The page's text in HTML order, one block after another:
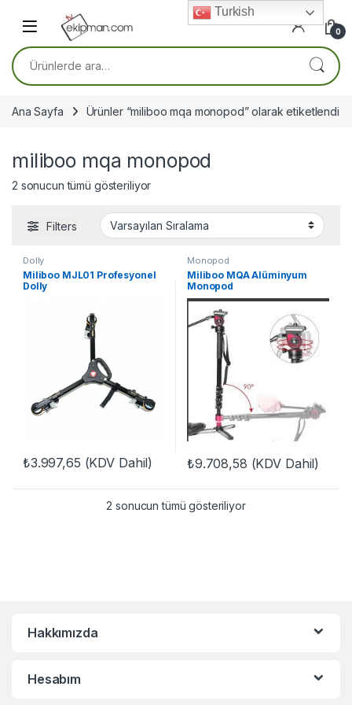
0
Ara:
Ana Sayfa Ürünler “miliboo mqa monopod” olarak etiketlendi
miliboo mqa monopod
2 sonucun tümü gösteriliyor
Filters
Dolly
Miliboo MJL01 Profesyonel
Dolly
₺3.997,65 (KDV Dahil)
Monopod
Miliboo MQA Alüminyum
Monopod
₺9.708,58 (KDV Dahil)
2 sonucun tümü gösteriliyor
Hakkımızda
Hesabım
Turkish